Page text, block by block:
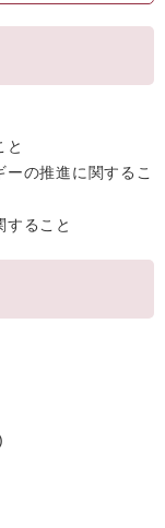
と
ーの推進に関するこ
すること